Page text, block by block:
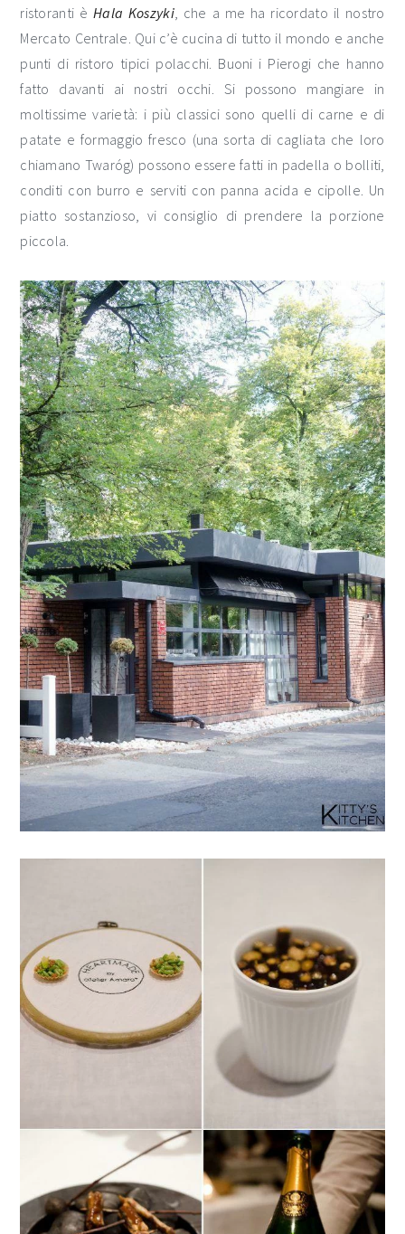
ristoranti èHala Koszyki, che a me ha ricordato il nostro
Mercato Centrale. Qui c’è cucina di tutto il mondo e anche
punti di ristoro tipici polacchi. Buoni i Pierogi che hanno
fatto davanti ai nostri occhi. Si possono mangiare in
moltissime varietà: i più classici sono quelli di carne e di
patate e formaggio fresco (una sorta di cagliata che loro
chiamano Twaróg) possono essere fatti in padella o bolliti,
conditi con burro e serviti con panna acida e cipolle. Un
piatto sostanzioso, vi consiglio di prendere la porzione
piccola.